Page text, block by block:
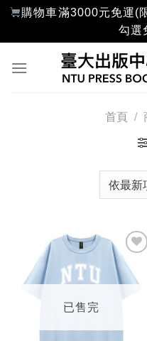
購物車滿3000元免運(
勾選
首頁 /
加入
「願
望輕
已售完